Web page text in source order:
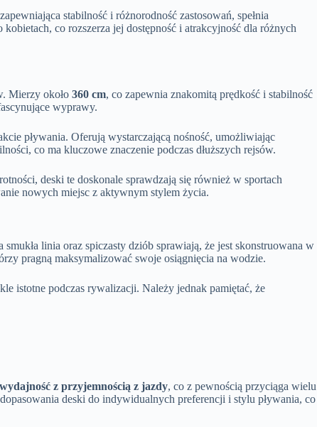
stabilność i różnorodność zastosowań, spełnia
co rozszerza jej dostępność i atrakcyjność dla różnych
Mierzy około 360 cm, co zapewnia znakomitą prędkość i stabilność
wyprawy.
pływania. Oferują wystarczającą nośność, umożliwiając
co ma kluczowe znaczenie podczas dłuższych rejsów.
deski te doskonale sprawdzają się również w sportach
nowych miejsc z aktywnym stylem życia.
smukła linia oraz spiczasty dziób sprawiają, że jest skonstruowana w
pragną maksymalizować swoje osiągnięcia na wodzie.
istotne podczas rywalizacji. Należy jednak pamiętać, że
z przyjemnością z jazdy, co z pewnością przyciąga wielu
deski do indywidualnych preferencji i stylu pływania, co